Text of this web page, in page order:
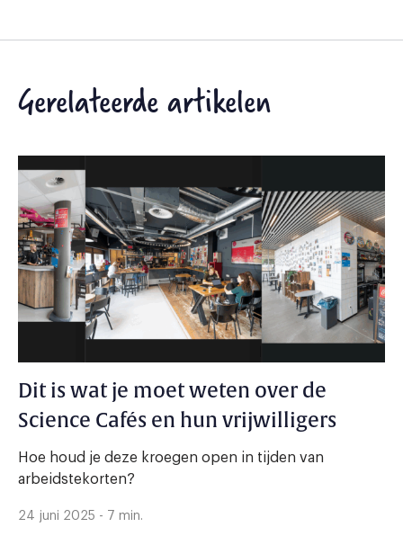
Gerelateerde artikelen
Dit is wat je moet weten over de
Science Cafés en hun vrijwilligers
Hoe houd je deze kroegen open in tijden van
arbeidstekorten?
24 juni 2025 - 7 min.